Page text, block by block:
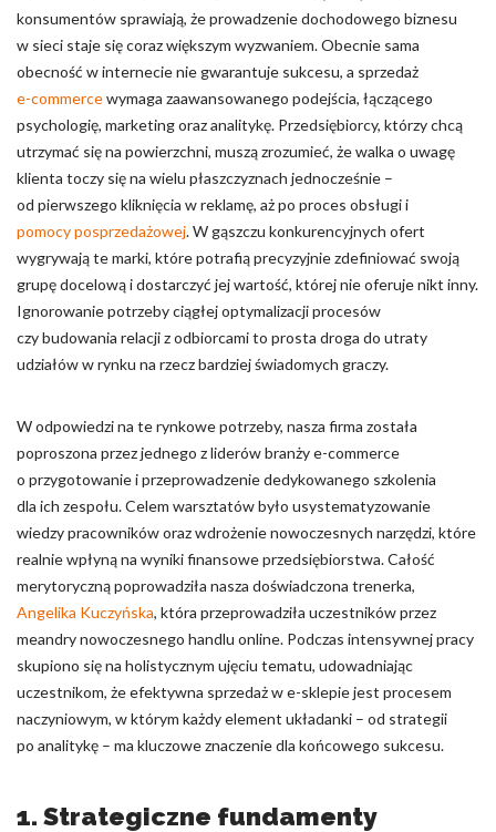
konsumentów sprawiają, że prowadzenie dochodowego biznesu
w sieci staje się coraz większym wyzwaniem. Obecnie sama
obecność w internecie nie gwarantuje sukcesu, a sprzedaż
e-commercewymaga zaawansowanego podejścia, łączącego
psychologię, marketing oraz analitykę. Przedsiębiorcy, którzy chcą
utrzymać się na powierzchni, muszą zrozumieć, że walka o uwagę
klienta toczy się na wielu płaszczyznach jednocześnie –
od pierwszego kliknięcia w reklamę, aż po proces obsługi i
pomocy posprzedażowej. W gąszczu konkurencyjnych ofert
wygrywają te marki, które potrafią precyzyjnie zdefiniować swoją
grupę docelową i dostarczyć jej wartość, której nie oferuje nikt inny.
Ignorowanie potrzeby ciągłej optymalizacji procesów
czy budowania relacji z odbiorcami to prosta droga do utraty
udziałów w rynku na rzecz bardziej świadomych graczy.
W odpowiedzi na te rynkowe potrzeby, nasza firma została
poproszona przez jednego z liderów branży e-commerce
o przygotowanie i przeprowadzenie dedykowanego szkolenia
dla ich zespołu. Celem warsztatów było usystematyzowanie
wiedzy pracowników oraz wdrożenie nowoczesnych narzędzi, które
realnie wpłyną na wyniki finansowe przedsiębiorstwa. Całość
merytoryczną poprowadziła nasza doświadczona trenerka,
Angelika Kuczyńska, która przeprowadziła uczestników przez
meandry nowoczesnego handlu online. Podczas intensywnej pracy
skupiono się na holistycznym ujęciu tematu, udowadniając
uczestnikom, że efektywna sprzedaż w e-sklepie jest procesem
naczyniowym, w którym każdy element układanki – od strategii
po analitykę – ma kluczowe znaczenie dla końcowego sukcesu.
1. Strategiczne fundamenty
klasyfikowania, wraz z dostawcami poszczególnych ciasteczek.
Odrzuć
Zapisz moje preferencje
Akceptuj wszystko